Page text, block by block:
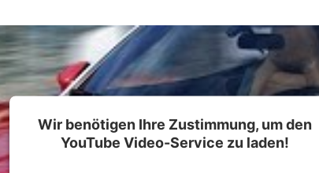
Wir benötigen Ihre Zustimmung, um den
YouTube Video-Service zu laden!